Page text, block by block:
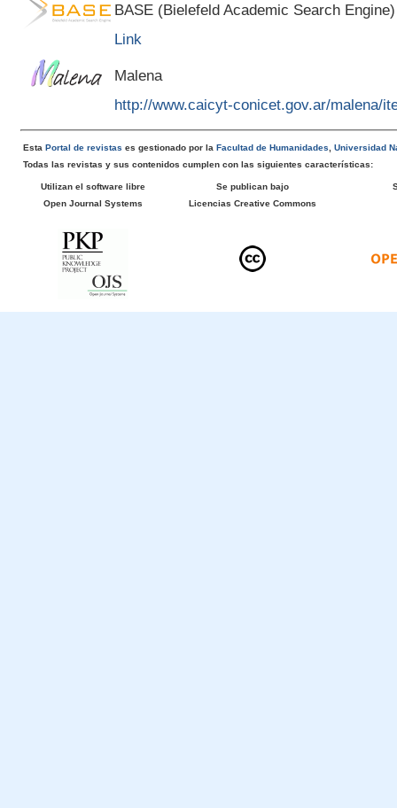
BASE (Bielefeld Academic Search Engine)
Link
Malena
http://www.caicyt-conicet.gov.ar/malena/
EstaPortal de revistas es gestionado por laFacultad de Humanidades,Universidad
Todas las revistas y sus contenidos cumplen con las siguientes características:
Utilizan el software libre
Open Journal Systems
Se publican bajo
Licencias Creative Commons